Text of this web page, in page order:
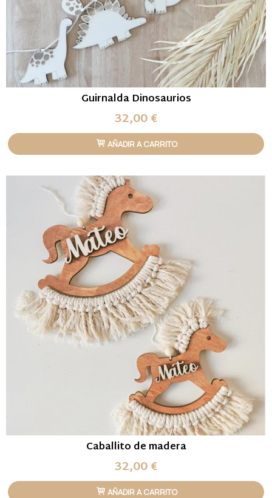
Guirnalda Dinosaurios
32,00 €
AÑADIR A CARRITO
Caballito de madera
32,00 €
AÑADIR A CARRITO